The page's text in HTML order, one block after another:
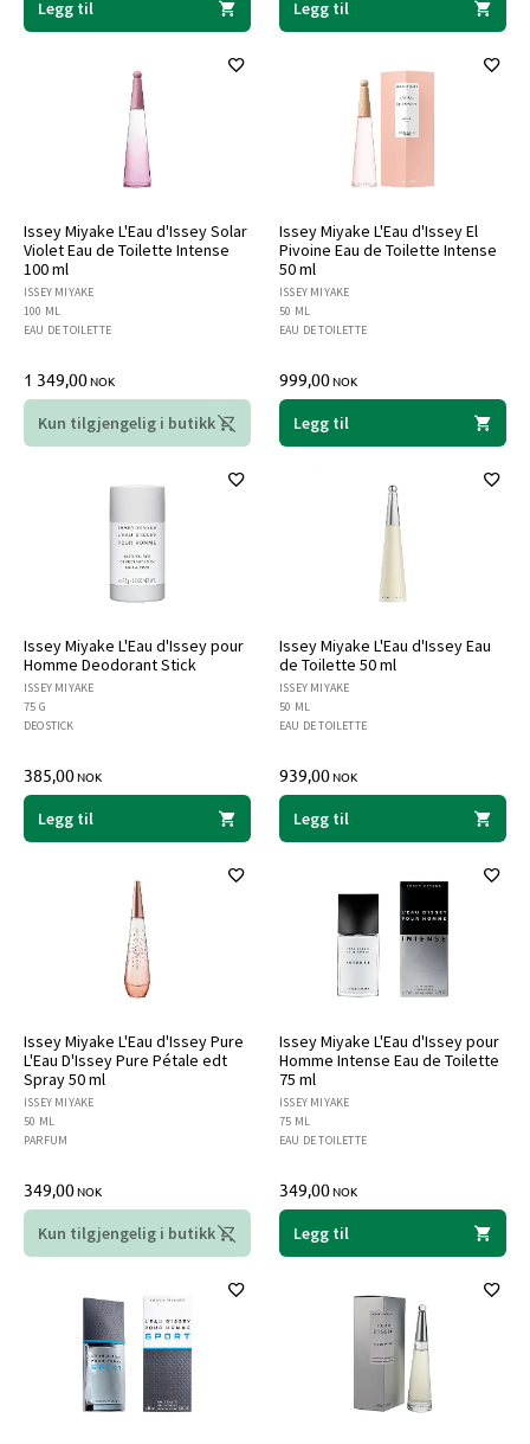
Legg til Legg til
Issey Miyake L'Eau d'Issey Solar
Violet Eau de Toilette Intense
100 ml
ISSEY MIYAKE
100 ML
EAU DE TOILETTE
1 349,00NOK
Kun tilgjengelig i butikk
Issey Miyake L'Eau d'Issey El
Pivoine Eau de Toilette Intense
50 ml
ISSEY MIYAKE
50 ML
EAU DE TOILETTE
999,00NOK
Legg til
Issey Miyake L'Eau d'Issey pour
Homme Deodorant Stick
ISSEY MIYAKE
75 G
DEOSTICK
385,00NOK
Legg til
Issey Miyake L'Eau d'Issey Eau
de Toilette 50 ml
ISSEY MIYAKE
50 ML
EAU DE TOILETTE
939,00NOK
Legg til
Issey Miyake L'Eau d'Issey Pure
L'Eau D'Issey Pure Pétale edt
Spray 50 ml
ISSEY MIYAKE
50 ML
PARFUM
349,00NOK
Kun tilgjengelig i butikk
Issey Miyake L'Eau d'Issey pour
Homme Intense Eau de Toilette
75 ml
ISSEY MIYAKE
75 ML
EAU DE TOILETTE
349,00NOK
Legg til